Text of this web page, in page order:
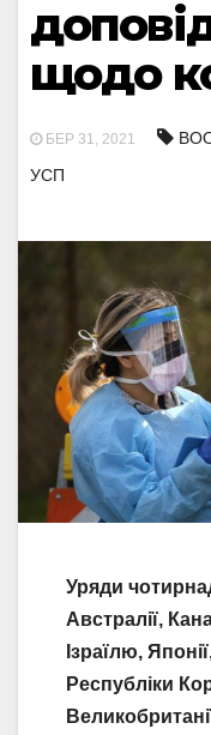
щодо
БЕР 31, 2021
УСП
Уряди
Австралії,
Ізраїлю,
Республіки